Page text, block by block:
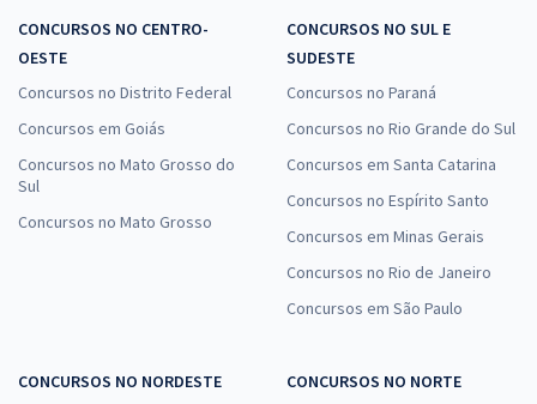
CONCURSOS NO CENTRO-
OESTE
Concursos no Distrito Federal
Concursos em Goiás
Concursos no Mato Grosso do
Sul
Concursos no Mato Grosso
CONCURSOS NO SUL E
SUDESTE
Concursos no Paraná
Concursos no Rio Grande do Sul
Concursos em Santa Catarina
Concursos no Espírito Santo
Concursos em Minas Gerais
Concursos no Rio de Janeiro
Concursos em São Paulo
CONCURSOS NO NORDESTE
CONCURSOS NO NORTE